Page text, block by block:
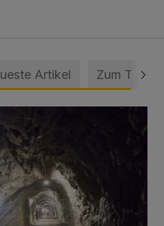
Artikel Zum Thema